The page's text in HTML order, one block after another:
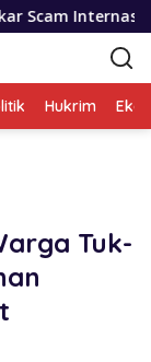
Raup Rp 6,7 M
Hukrim
Tuk-